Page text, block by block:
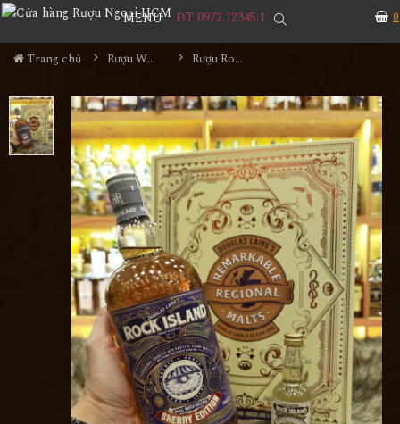
0
MENU ĐT 0972.12345.1
Trang chủ Rượu Whisky Rượu Rock Island Sherry Edition Hộp Quà